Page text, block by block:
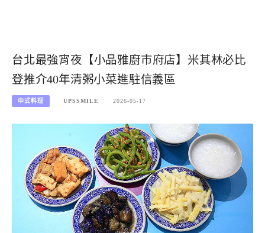
台北最強宵夜【小品雅廚市府店】米其林必比
登推介40年清粥小菜進駐信義區
中式料理 UPSSMILE 2026-05-17